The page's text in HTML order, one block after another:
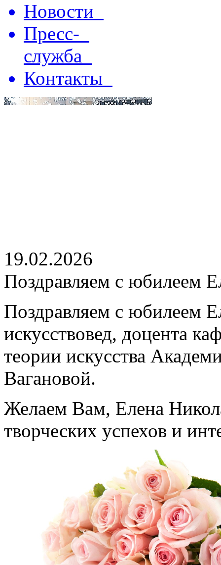
Новости
Пресс-
служба
Контакты
19.02.2026
Поздравляем с юбилеем
Поздравляем с юбилеем
искусствовед, доцента
теории искусства
Вагановой.
Желаем Вам, Елена
творческих успехов и